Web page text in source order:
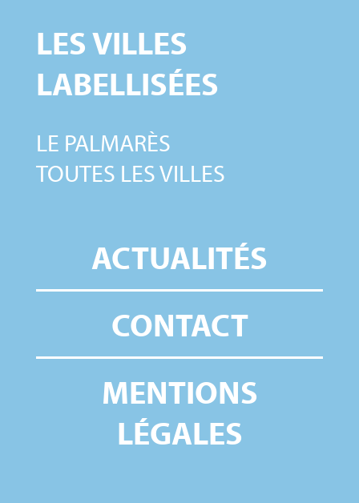
LES VILLES
LABELLISÉES
LE PALMARÈS
TOUTES LES VILLES
ACTUALITÉS
CONTACT
MENTIONS
LÉGALES